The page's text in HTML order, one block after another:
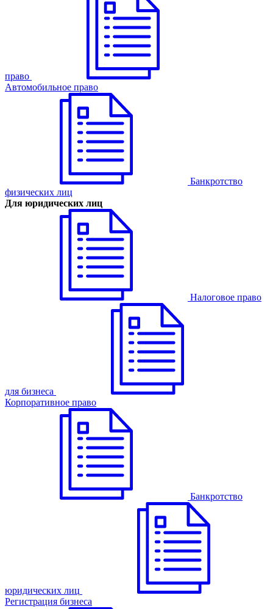
право
Автомобильное право
Банкротство
физических лиц
Для юридических лиц
Налоговое право
для бизнеса
Корпоративное право
Банкротство
юридических лиц
Регистрация бизнеса